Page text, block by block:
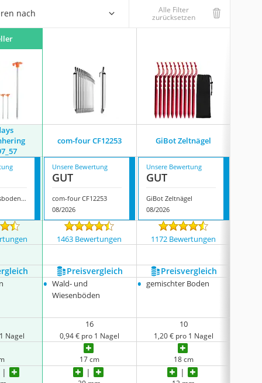
nach Alle Filter
zurücksetzen
com-four CF12253 GiBot Zeltnägel
Relaxdays Felsbodenhering 10025497_57
Unsere Bewertung
GUT
com-four CF12253
08/2026
Unsere Bewertung
GUT
GiBot Zeltnägel
08/2026
1463 Bewertungen 1172 Bewertungen
Preis­vergleich Preis­vergleich
• Wald- und
Wiesenböden
• gemischter Boden
Nagel
16
0,94 € pro 1 Nagel
10
1,20 € pro 1 Nagel
17 cm 18 cm